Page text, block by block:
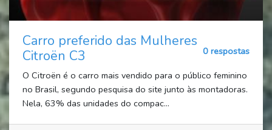
Carro preferido das Mulheres
Citroën C3
0 respostas
O Citroën é o carro mais vendido para o público feminino
no Brasil, segundo pesquisa do site junto às montadoras.
Nela, 63% das unidades do compac...